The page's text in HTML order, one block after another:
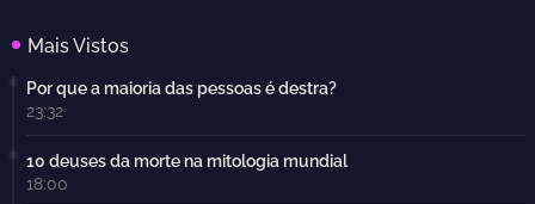
Mais Vistos
Por que a maioria das pessoas é destra?
23:32
10 deuses da morte na mitologia mundial
18:00